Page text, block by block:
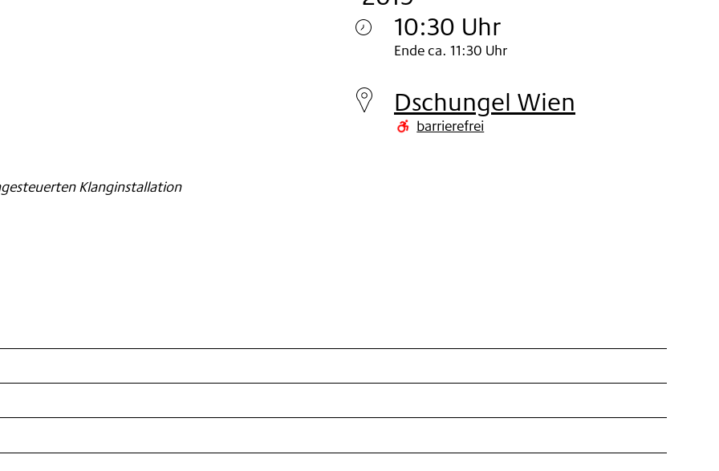
10:30 Uhr
Dienstag
19.
Nov
Ende ca. 11:30 Uhr
Dschungel Wien
barrierefrei
Klanginstallation